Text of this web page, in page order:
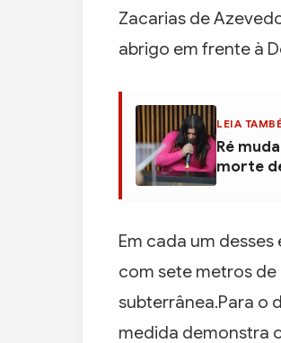
Zacarias de
abrigo em frente à
LEIA
Ré
morte
Em cada um
com sete metros de
subterrânea.Para o
medida demonstra